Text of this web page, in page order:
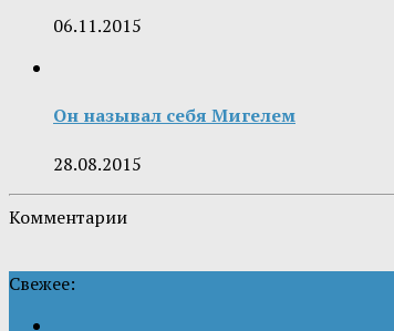
06.11.2015
Он называл себя Мигелем
28.08.2015
Комментарии
Свежее: